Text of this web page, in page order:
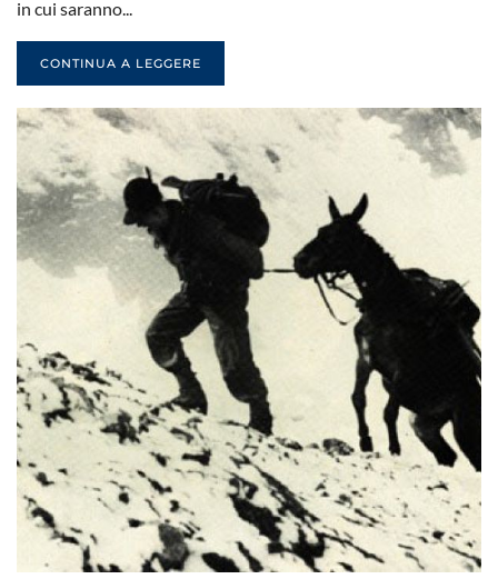
in cui saranno...
CONTINUA A LEGGERE